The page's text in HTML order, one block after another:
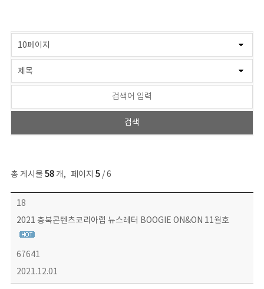
총 게시물 58개, 페이지 5/ 6
뉴스레터 목록 - 번호, 제목, 작성자, 파일, 조회수, 작성일 정보 제공
18
2021 충북콘텐츠코리아랩 뉴스레터 BOOGIE ON&ON 11월호
67641
2021.12.01